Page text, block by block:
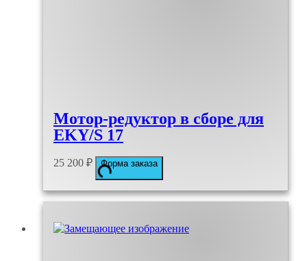
Мотор-редуктор в сборе для
EKY/S 17
25 200 ₽ Форма заказа